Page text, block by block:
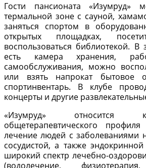
Гости пансионата «Изумруд»
термальной зоне с сауной,
заняться спортом в
открытых площадках,
воспользоваться библиотекой. В
есть камера хранения,
самообслуживания, можно
или взять напрокат бытовое
спортинвентарь. В клубе
концерты и другие
«Изумруд» относится
общетерапевтического
лечение людей с заболеваниями
сосудистой, а также
широкий спектр лечебно-
(водолечение,